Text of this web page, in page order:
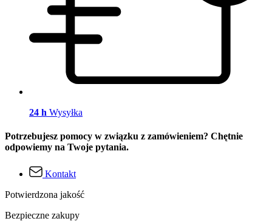
24 h Wysyłka
Potrzebujesz pomocy w związku z zamówieniem? Chętnie
odpowiemy na Twoje pytania.
Kontakt
Potwierdzona jakość
Bezpieczne zakupy